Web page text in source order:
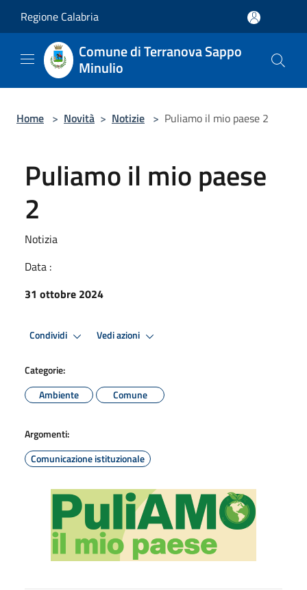
Regione Calabria
Comune di Terranova Sappo
Minulio
Home > Novità > Notizie > Puliamo il mio paese 2
Puliamo il mio paese
2
Notizia
Data :
31 ottobre 2024
Condividi Vedi azioni
Categorie:
Ambiente
Comune
Argomenti:
Comunicazione istituzionale